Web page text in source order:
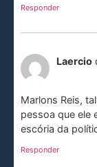
Responder
Laercio
Marlons Reis,
pessoa que ele
escória da
Responder